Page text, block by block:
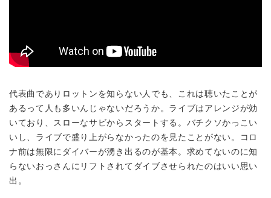
代表曲でありロットンを知らない人でも、これは聴いたことが
あるって人も多いんじゃないだろうか。ライブはアレンジが効
いており、スローなサビからスタートする。バチクソかっこい
いし、ライブで盛り上がらなかったのを見たことがない。コロ
ナ前は無限にダイバーが湧き出るのが基本。求めてないのに知
らないおっさんにリフトされてダイブさせられたのはいい思い
出。